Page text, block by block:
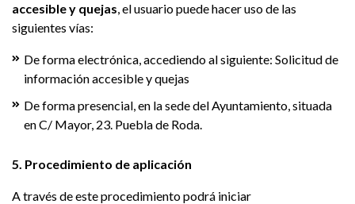
accesible y quejas, el usuario puede hacer uso de las
siguientes vías:
De forma electrónica, accediendo al siguiente: Solicitud de
información accesible y quejas
De forma presencial, en la sede del Ayuntamiento, situada
en C/ Mayor, 23. Puebla de Roda.
5. Procedimiento de aplicación
A través de este procedimiento podrá iniciar